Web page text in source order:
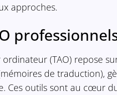
approches.
(TAO) repose
de traduction),
Ces outils sont au cœur